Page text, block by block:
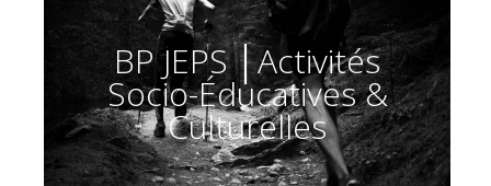
BP JEPS │Activités
Socio-Éducatives &
Culturelles